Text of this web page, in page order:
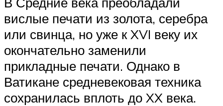
вислые печати из золота, серебра
или свинца, но уже к XVI веку их
окончательно заменили
прикладные печати. Однако в
Ватикане средневековая техника
сохранилась вплоть до XX века.